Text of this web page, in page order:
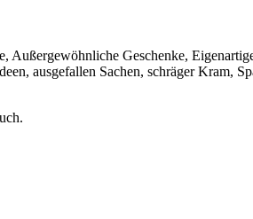
Außergewöhnliche Geschenke,
ausgefallen Sachen, schräger Kram,